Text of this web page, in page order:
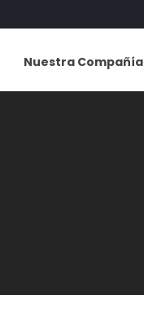
Nuestra Compañía